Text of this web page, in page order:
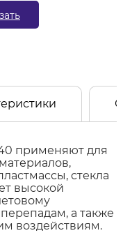
применяют для
стекла
высокой
а также
воздействиям.